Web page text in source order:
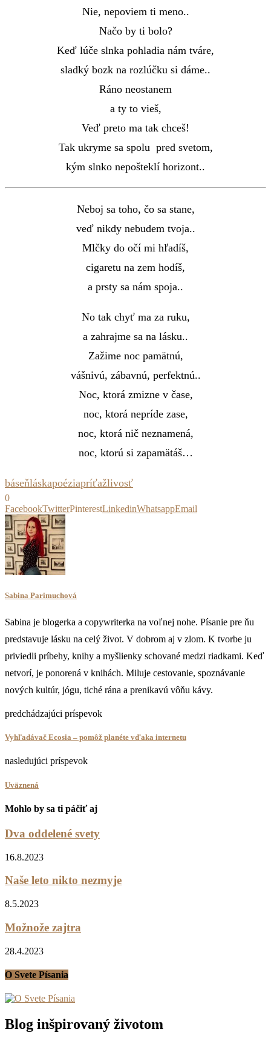
Nie, nepoviem ti meno..
Načo by ti bolo?
Keď lúče slnka pohladia nám tváre,
sladký bozk na rozlúčku si dáme..
Ráno neostanem
a ty to vieš,
Veď preto ma tak chceš!
Tak ukryme sa spolu pred svetom,
kým slnko nepošteklí horizont..
Neboj sa toho, čo sa stane,
veď nikdy nebudem tvoja..
Mlčky do očí mi hľadíš,
cigaretu na zem hodíš,
a prsty sa nám spoja..
No tak chyť ma za ruku,
a zahrajme sa na lásku..
Zažime noc pamätnú,
vášnivú, zábavnú, perfektnú..
Noc, ktorá zmizne v čase,
noc, ktorá nepríde zase,
noc, ktorá nič neznamená,
noc, ktorú si zapamätáš…
báseňláskapoéziapríťažlivosť
0
FacebookTwitterPinterestLinkedinWhatsappEmail
Sabina Parimuchová
Sabina je blogerka a copywriterka na voľnej nohe. Písanie pre ňu
predstavuje lásku na celý život. V dobrom aj v zlom. K tvorbe ju
priviedli príbehy, knihy a myšlienky schované medzi riadkami. Keď
netvorí, je ponorená v knihách. Miluje cestovanie, spoznávanie
nových kultúr, jógu, tiché rána a prenikavú vôňu kávy.
predchádzajúci príspevok
Vyhľadávač Ecosia – pomôž planéte vďaka internetu
nasledujúci príspevok
Uväznená
Mohlo by sa ti páčiť aj
Dva oddelené svety
16.8.2023
Naše leto nikto nezmyje
8.5.2023
Možnože zajtra
28.4.2023
O Svete Písania
Blog inšpirovaný životom